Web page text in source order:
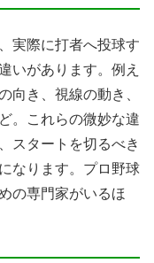
実際に打者へ投球す
いがあります。例え
向き、視線の動き、
。これらの微妙な違
スタートを切るべき
なります。プロ野球
の専門家がいるほ